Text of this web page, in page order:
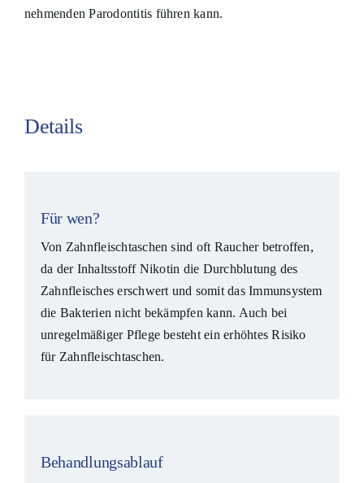
nehmenden Parodontitis führen kann.
Details
Für wen?
Von Zahnfleischtaschen sind oft Raucher betroffen,
da der Inhaltsstoff Nikotin die Durchblutung des
Zahnfleisches erschwert und somit das Immunsystem
die Bakterien nicht bekämpfen kann. Auch bei
unregelmäßiger Pflege besteht ein erhöhtes Risiko
für Zahnfleischtaschen.
Behandlungsablauf